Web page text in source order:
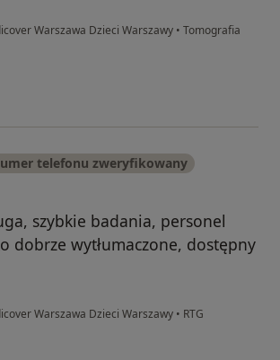
Warszawa Dzieci Warszawy • Tomografia
Marta
telefonu zweryfikowany
szybkie badania, personel
dobrze wytłumaczone, dostępny
Warszawa Dzieci Warszawy • RTG
Monika